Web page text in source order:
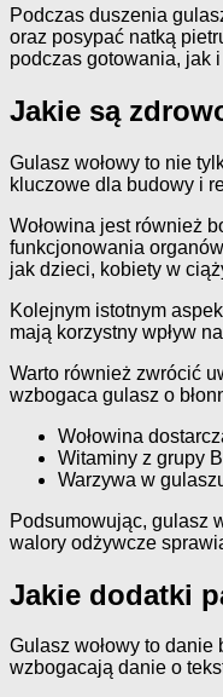
Podczas duszenia
oraz posypać natką
podczas gotowania, jak
Jakie są
Gulasz wołowy to nie
kluczowe dla budowy i
Wołowina jest również
funkcjonowania
jak dzieci, kobiety w
Kolejnym istotnym
mają korzystny wpływ
Warto również zwrócić
wzbogaca gulasz o
Wołowina
Witaminy z grupy
Warzywa w
Podsumowując, gulasz
walory odżywcze
Jakie dodatki
Gulasz wołowy to
wzbogacają danie o